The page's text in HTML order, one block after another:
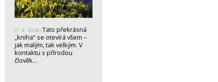
(7. 8. 2026) Tato překrásná
„kniha“ se otevírá všem –
jak malým, tak velkým. V
kontaktu s přírodou
člověk…